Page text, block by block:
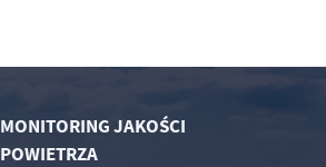
MONITORING JAKOŚCI
POWIETRZA